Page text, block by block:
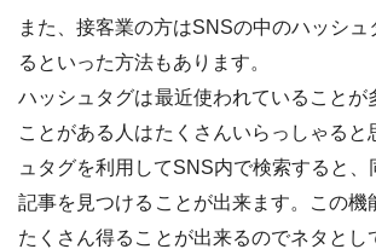
また、接客業の方はSNSの中のハッシュ
るといった方法もあります。
ハッシュタグは最近使われていることが
ことがある人はたくさんいらっしゃると
ュタグを利用してSNS内で検索すると、
記事を見つけることが出来ます。この機
たくさん得ることが出来るのでネタとし